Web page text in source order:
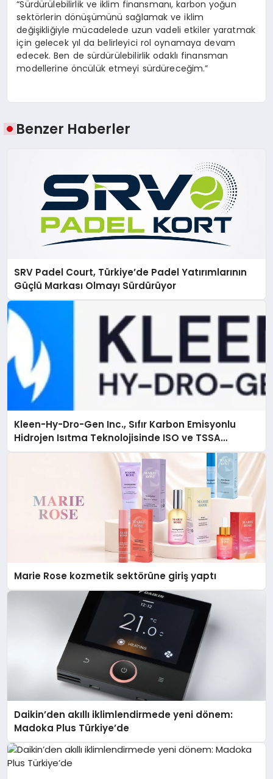
“Sürdürülebilirlik ve iklim finansmanı, karbon yoğun
sektörlerin dönüşümünü sağlamak ve iklim
değişikliğiyle mücadelede uzun vadeli etkiler yaratmak
için gelecek yıl da belirleyici rol oynamaya devam
edecek. Ben de sürdürülebilirlik odaklı finansman
modellerine öncülük etmeyi sürdüreceğim.”
Benzer Haberler
SRV Padel Court, Türkiye’de Padel Yatırımlarının
Güçlü Markası Olmayı Sürdürüyor
Kleen-Hy-Dro-Gen Inc., Sıfır Karbon Emisyonlu
Hidrojen Isıtma Teknolojisinde ISO ve TSSA
Düzenleyici Onaylarını Aldı
Marie Rose kozmetik sektörüne giriş yaptı
Daikin’den akıllı iklimlendirmede yeni dönem:
Madoka Plus Türkiye’de